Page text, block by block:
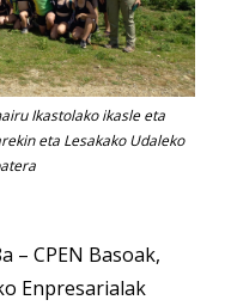
Ikastolako ikasle eta
eta Lesakako Udaleko
– CPEN Basoak,
Enpresarialak